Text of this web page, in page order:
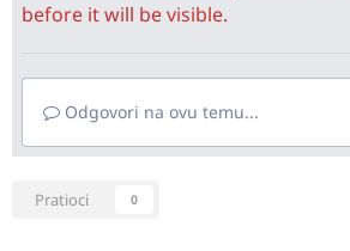
before it will be visible.
Odgovori na ovu temu...
Pratioci 0